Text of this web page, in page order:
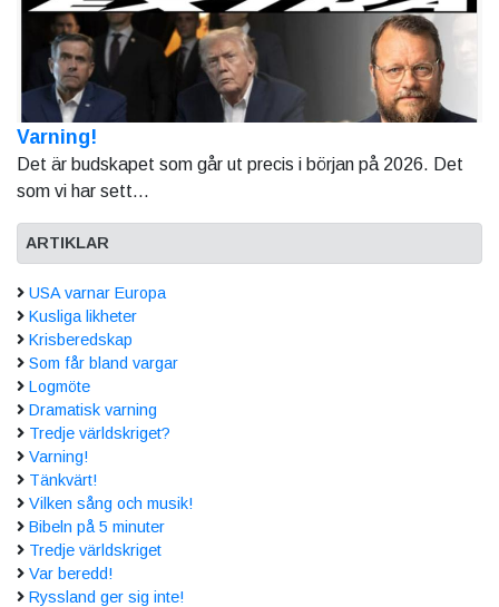
Varning!
Det är budskapet som går ut precis i början på 2026. Det
som vi har sett...
ARTIKLAR
USA varnar Europa
Kusliga likheter
Krisberedskap
Som får bland vargar
Logmöte
Dramatisk varning
Tredje världskriget?
Varning!
Tänkvärt!
Vilken sång och musik!
Bibeln på 5 minuter
Tredje världskriget
Var beredd!
Ryssland ger sig inte!